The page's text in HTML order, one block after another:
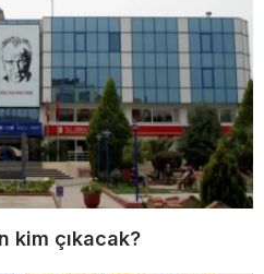
kim çıkacak?